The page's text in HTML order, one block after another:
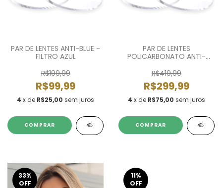
PAR DE LENTES ANTI-BLUE -
FILTRO AZUL
R$199,99
R$99,99
4 x de R$25,00 sem juros
PAR DE LENTES
POLICARBONATO ANTI-
R$419,99
R$299,99
4 x de R$75,00 sem juros
33%
OFF
11%
OFF